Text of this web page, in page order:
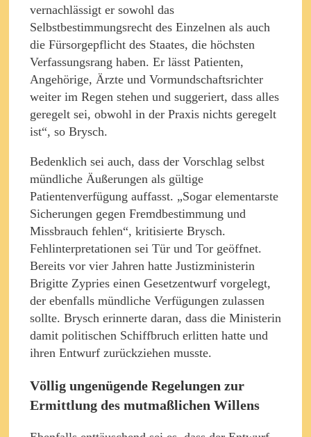
vernachlässigt er sowohl das
Selbstbestimmungsrecht des Einzelnen als auch
die Fürsorgepflicht des Staates, die höchsten
Verfassungsrang haben. Er lässt Patienten,
Angehörige, Ärzte und Vormundschaftsrichter
weiter im Regen stehen und suggeriert, dass alles
geregelt sei, obwohl in der Praxis nichts geregelt
ist“, so Brysch.
Bedenklich sei auch, dass der Vorschlag selbst
mündliche Äußerungen als gültige
Patientenverfügung auffasst. „Sogar elementarste
Sicherungen gegen Fremdbestimmung und
Missbrauch fehlen“, kritisierte Brysch.
Fehlinterpretationen sei Tür und Tor geöffnet.
Bereits vor vier Jahren hatte Justizministerin
Brigitte Zypries einen Gesetzentwurf vorgelegt,
der ebenfalls mündliche Verfügungen zulassen
sollte. Brysch erinnerte daran, dass die Ministerin
damit politischen Schiffbruch erlitten hatte und
ihren Entwurf zurückziehen musste.
Völlig ungenügende Regelungen zur
Ermittlung des mutmaßlichen Willens